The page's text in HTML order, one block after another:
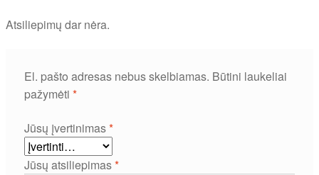
Atsiliepimų dar nėra.
El. pašto adresas nebus skelbiamas. Būtini laukeliai
pažymėti *
Jūsų įvertinimas*
Jūsų atsiliepimas*